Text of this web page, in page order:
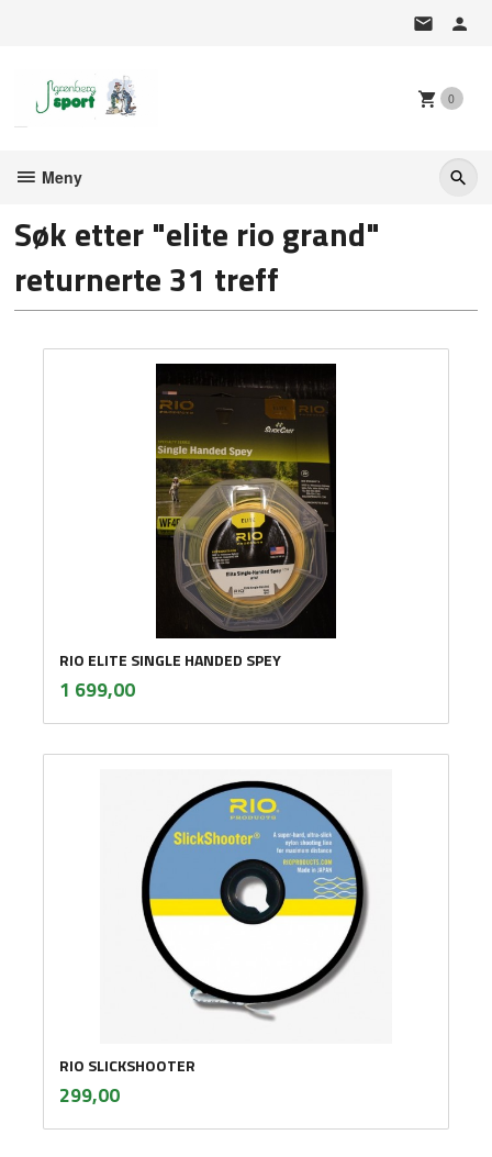
0
Meny
Søk etter "elite rio grand"
returnerte 31 treff
RIO ELITE SINGLE HANDED SPEY
Pris
1 699,00mva.
RIO SLICKSHOOTER
Pris
299,00mva.